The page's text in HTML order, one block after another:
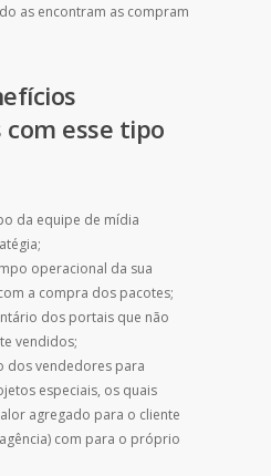
as encontram as compram
esse tipo
da equipe de mídia
operacional da sua
a compra dos pacotes;
dos portais que não
vendidos;
dos vendedores para
especiais, os quais
agregado para o cliente
com para o próprio